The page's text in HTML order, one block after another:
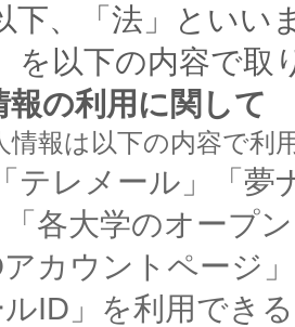
下、「法」といい
を以下の内容で取
報の利用に関して
情報は以下の内容で利
テレメール」「
各大学のオープ
カウントページ
ルID」を利用でき